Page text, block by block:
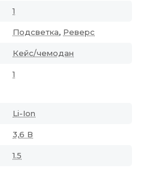
1
Подсветка, Реверс
Кейс/чемодан
1
Li-Ion
3,6 В
1.5